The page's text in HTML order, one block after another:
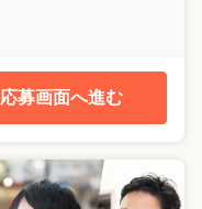
応募画面へ進む